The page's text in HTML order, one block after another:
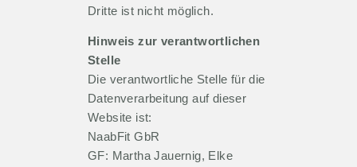
Dritte ist nicht möglich.
Hinweis zur verantwortlichen
Stelle
Die verantwortliche Stelle für die
Datenverarbeitung auf dieser
Website ist:
NaabFit GbR
GF: Martha Jauernig, Elke